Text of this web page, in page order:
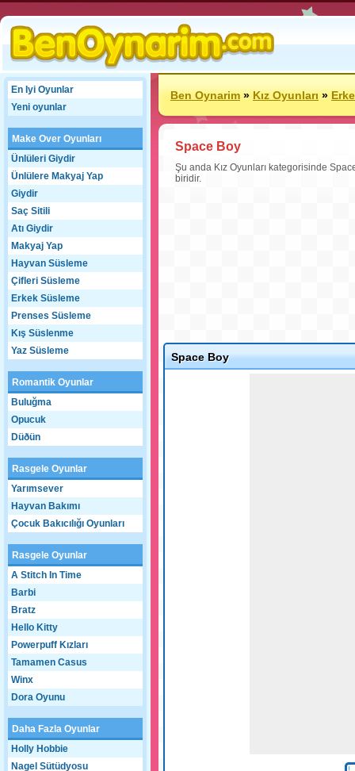
En Iyi Oyunlar
Yeni oyunlar
Make Over Oyunları
Ünlüleri Giydir
Ünlülere Makyaj Yap
Giydir
Saç Sitili
Atı Giydir
Makyaj Yap
Hayvan Süsleme
Çifleri Süsleme
Erkek Süsleme
Prenses Süsleme
Kış Süslenme
Yaz Süsleme
Romantik Oyunlar
Buluğma
Opucuk
Düðün
Rasgele Oyunlar
Yarımsever
Hayvan Bakımı
Çocuk Bakıcılığı Oyunları
Rasgele Oyunlar
A Stitch In Time
Barbi
Bratz
Hello Kitty
Powerpuff Kızları
Tamamen Casus
Winx
Dora Oyunu
Daha Fazla Oyunlar
Holly Hobbie
Nagel Sütüdyosu
Ben Oynarim»Kız Oyunları»
Space Boy
Şu anda Kız Oyunları kategorisinde
biridir.
Space Boy